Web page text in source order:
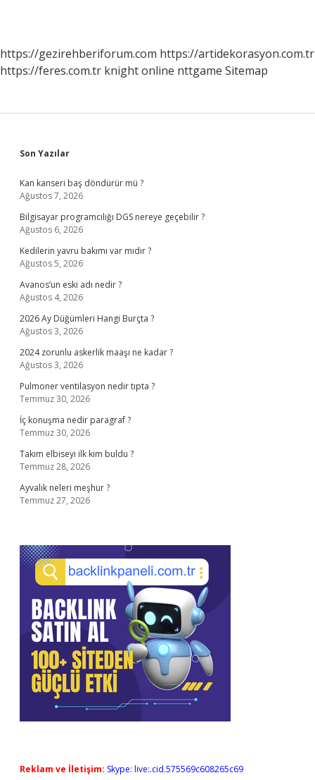
https://gezirehberiforum.com https://artidekorasyon.com.tr
https://feres.com.tr knight online nttgame Sitemap
Sidebar
Son Yazılar
Kan kanseri baş döndürür mü ?
Ağustos 7, 2026
Bilgisayar programcılığı DGS nereye geçebilir ?
Ağustos 6, 2026
Kedilerin yavru bakımı var mıdır ?
Ağustos 5, 2026
Avanos’un eski adı nedir ?
Ağustos 4, 2026
2026 Ay Düğümleri Hangi Burçta ?
Ağustos 3, 2026
2024 zorunlu askerlik maaşı ne kadar ?
Ağustos 3, 2026
Pulmoner ventilasyon nedir tıpta ?
Temmuz 30, 2026
İç konuşma nedir paragraf ?
Temmuz 30, 2026
Takım elbiseyi ilk kim buldu ?
Temmuz 28, 2026
Ayvalık neleri meşhur ?
Temmuz 27, 2026
Reklam ve İletişim: Skype: live:.cid.575569c608265c69